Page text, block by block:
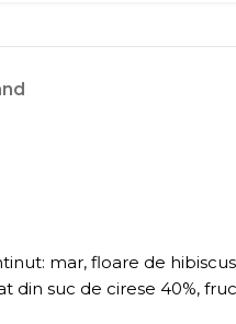
mar, floare de
din suc de cirese 40%,